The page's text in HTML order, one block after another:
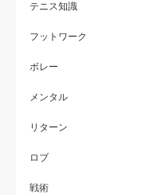
テニス知識
フットワーク
ボレー
メンタル
リターン
ロブ
戦術